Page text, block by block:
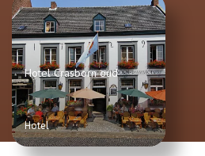
Hotel Crasborn oud
Hotel